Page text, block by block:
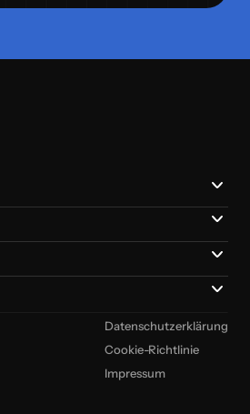
Datenschutzerklärung
Cookie-Richtlinie
Impressum